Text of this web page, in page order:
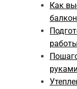
Как
работы
руками